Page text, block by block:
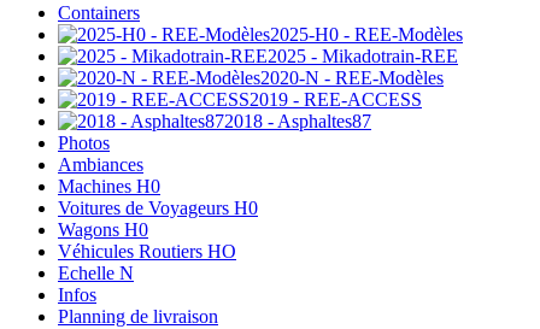
Containers
2025-H0 - REE-Modèles
2025 - Mikadotrain-REE
2020-N - REE-Modèles
2019 - REE-ACCESS
2018 - Asphaltes87
Photos
Ambiances
Machines H0
Voitures de Voyageurs H0
Wagons H0
Véhicules Routiers HO
Echelle N
Infos
Planning de livraison